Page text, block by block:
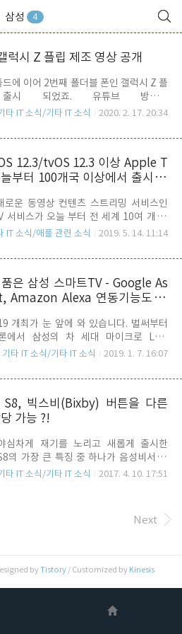
삼성 4
럭시 Z 플립 제조 영상 공개
드에 이어 2번째 폴더블 폰인 갤럭시 Z 플
시 되었죠. 유튜브 방송인
에서 갤럭시 Z플립에 대한 내
지요, 하지만, 갤럭시 폴드와는 또 다른 매
오늘 자사 삼성전자 뉴스품 유튜브 채널
럭시 Z플립에 대한 조립 생산 공정 영상
주로 공개 했었는데요. 60초 짜리 분량의
30초가 포장 및 운송 준비 과정 이라는
음을 자아내는 군요. 좀 더 히이테크를 느
적용한 만큼, 사용자들의 사용상 주의..
타 IT 소식/기타 IT 소식 2020. 2. 17. 20:34
12.3/tvOS 12.3 이상 Apple T
부터 100개국 이상에서 출시, A
로운 동영상 컨텐츠 스트리밍 서비스인
서비스가 오늘 부터 전 세계 10여 개 국
시되며, Apple TV앱의 경우 100여개 국
리밍 채널을 이용하기 위해서는 전용 앱
Samsung 스마트 TV를 이용할 수 있습
기기들은 오늘 새로 릴리즈된 IOS
트 시 Apple TV앱이 포함되어 있음). 삼
VIZIO, LG, SONY등 스마트 TV는 올해
스 할 예정입니다. 삼성 스마트 TV의 경우
IT 소식/애플 관련 소식 2019. 5. 14. 11:14
은 삼성 스마트TV - Google As
Amazon Alexa 연동기능도 추
개최가 눈 앞에 와 있습니다. 벌써부터
에서 삼성의 차 세대 마이크로 LED
스마트 TV에 대한 기사들이 뜨고 있습
인터페이스를 지원함과 동시에 iTunes
할 수 있게 되었다는 것도 있는데요.
능은 삼성뿐만 아니라, LG나 Sony,
판매하고는 있지만, 이는 어디까지나
티미디어 기기일 뿐 Display를 포함하고
아니죠. 따라서, 삼성TV에 iTunes가 들
기타 IT 소식/기타 IT 소식 2019. 1. 7. 16:07
S8, 빅스비(Bixby) 버튼을 다른
가능 ?!
심차게 재기를 노리고 새롭게 출시한
의 가장 큰 특징 중 하나가 음성비서 서
라죠. 삼성은 Android가 자체적으로
달았는데요.. 삼성의 의도와는 다르게 이
대로 경쟁 상대인 Google Assistant를
Galaxy S8의 Bixby Button을 Re-
하여 사용할 수 있음을 보여주고 있습니
하면, "All in one Gestures"라는 앱을
, 다른 앱의 기능을 호출하도록 ..
타 IT 소식/기타 IT 소식 2017. 4. 10. 17:51
Next
byTistory / Customized by Kinesis